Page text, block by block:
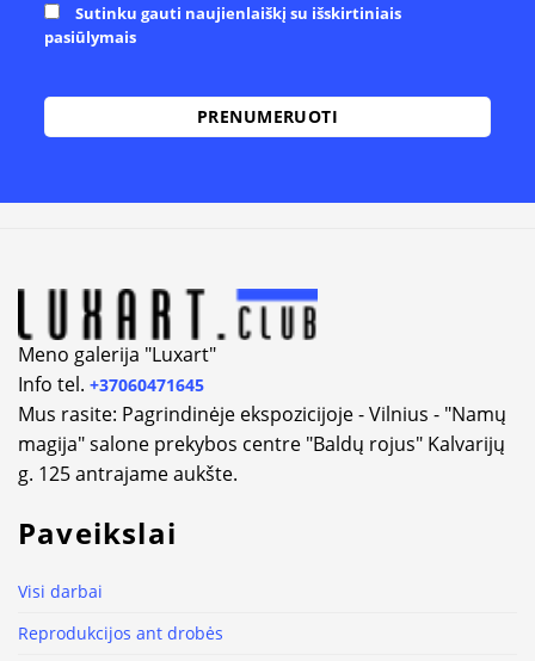
Sutinku gauti naujienlaiškį su išskirtiniais
pasiūlymais
Meno galerija "Luxart"
Info tel. +37060471645
Mus rasite: Pagrindinėje ekspozicijoje - Vilnius - "Namų
magija" salone prekybos centre "Baldų rojus" Kalvarijų
g. 125 antrajame aukšte.
Paveikslai
Visi darbai
Reprodukcijos ant drobės